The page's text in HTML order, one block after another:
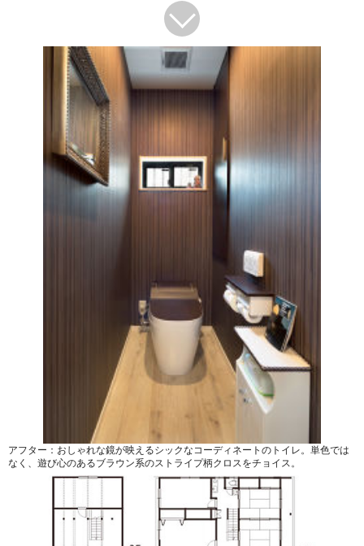
アフター：おしゃれな鏡が映えるシックなコーディネートのトイレ。単色では
なく、遊び心のあるブラウン系のストライプ柄クロスをチョイス。